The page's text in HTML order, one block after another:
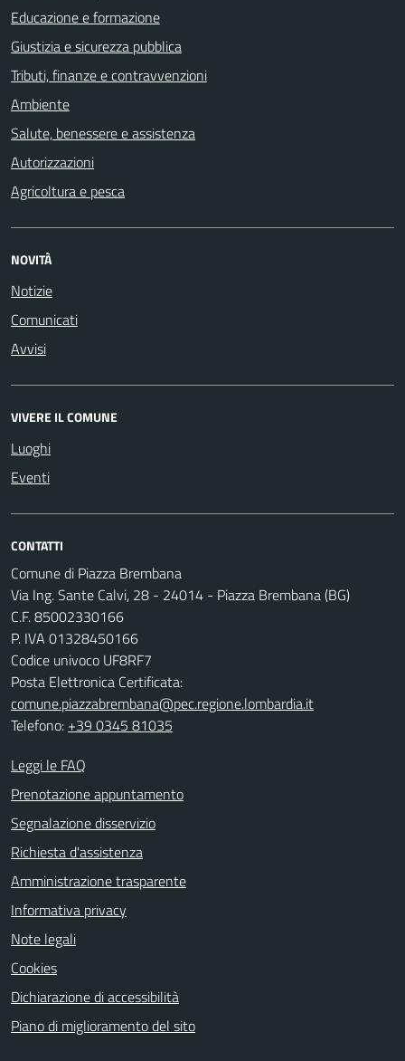
Educazione e formazione
Giustizia e sicurezza pubblica
Tributi, finanze e contravvenzioni
Ambiente
Salute, benessere e assistenza
Autorizzazioni
Agricoltura e pesca
NOVITÀ
Notizie
Comunicati
Avvisi
VIVERE IL COMUNE
Luoghi
Eventi
CONTATTI
Comune di Piazza Brembana
Via Ing. Sante Calvi, 28 - 24014 - Piazza Brembana (BG)
C.F. 85002330166
P. IVA 01328450166
Codice univoco UF8RF7
Posta Elettronica Certificata:
comune.piazzabrembana@pec.regione.lombardia.it
Telefono: +39 0345 81035
Leggi le FAQ
Prenotazione appuntamento
Segnalazione disservizio
Richiesta d'assistenza
Amministrazione trasparente
Informativa privacy
Note legali
Cookies
Dichiarazione di accessibilità
Piano di miglioramento del sito